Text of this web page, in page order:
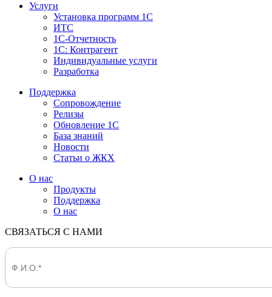
Услуги
Установка программ 1С
ИТС
1С-Отчетность
1С: Контрагент
Индивидуальные услуги
Разработка
Поддержка
Сопровождение
Релизы
Обновление 1С
База знаний
Новости
Статьи о ЖКХ
О нас
Продукты
Поддержка
О нас
СВЯЗАТЬСЯ С НАМИ